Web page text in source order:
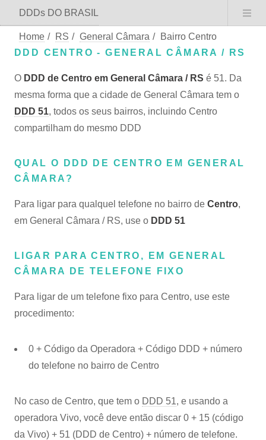
DDDs DO BRASIL
Home / RS / General Câmara /
Bairro Centro
DDD CENTRO - GENERAL CÂMARA / RS
O DDD de Centro em General Câmara / RS é 51. Da
mesma forma que a cidade de General Câmara tem o
DDD 51, todos os seus bairros, incluindo Centro
compartilham do mesmo DDD
QUAL O DDD DE CENTRO EM GENERAL
CÂMARA?
Para ligar para qualquel telefone no bairro de Centro,
em General Câmara / RS, use o DDD 51
LIGAR PARA CENTRO, EM GENERAL
CÂMARA DE TELEFONE FIXO
Para ligar de um telefone fixo para Centro, use este
procedimento:
0 + Código da Operadora + Código DDD + número
do telefone no bairro de Centro
No caso de Centro, que tem o DDD 51, e usando a
operadora Vivo, você deve então discar 0 + 15 (código
da Vivo) + 51 (DDD de Centro) + número de telefone.